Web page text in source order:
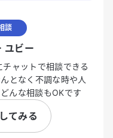
談
ユビー
ャットで相談できる
となく不調な時や人
んな相談もOKです
てみる